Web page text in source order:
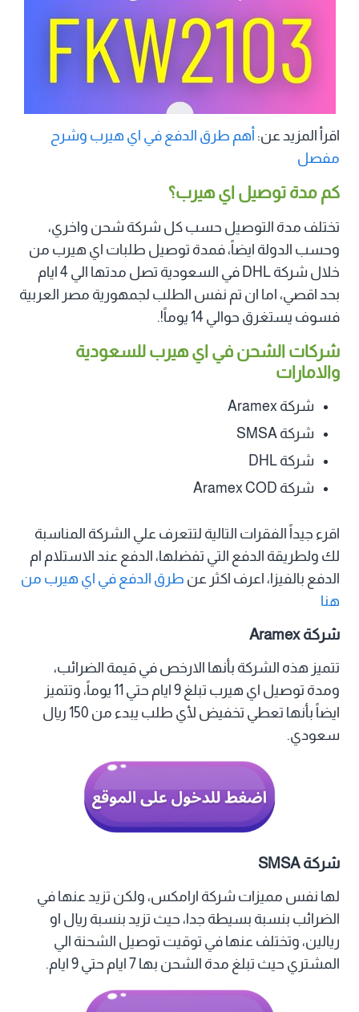
اقرأ المزيد عن: أهم طرق الدفع في اي هيرب وشرح
مفصل
كم مدة توصيل اي هيرب؟
تختلف مدة التوصيل حسب كل شركة شحن واخري،
وحسب الدولة ايضاً، فمدة توصيل طلبات اي هيرب من
خلال شركة DHL في السعودية تصل مدتها الي 4 ايام
بحد اقصي، اما ان تم نفس الطلب لجمهورية مصر العربية
فسوف يستغرق حوالي 14 يوماً!.
شركات الشحن في اي هيرب للسعودية
والامارات
شركة Aramex
شركة SMSA
شركة DHL
شركة Aramex COD
اقرء جيداً الفقرات التالية لتتعرف علي الشركة المناسبة
لك ولطريقة الدفع التي تفضلها، الدفع عند الاستلام ام
الدفع بالفيزا، اعرف اكثر عن طرق الدفع في اي هيرب من
هنا
شركة Aramex
تتميز هذه الشركة بأنها الارخص في قيمة الضرائب،
ومدة توصيل اي هيرب تبلغ 9 ايام حتي 11 يوماً، وتتميز
ايضاً بأنها تعطي تخفيض لأي طلب يبدء من 150 ريال
سعودي.
شركة SMSA
لها نفس مميزات شركة ارامكس، ولكن تزيد عنها في
الضرائب بنسبة بسيطة جدا، حيث تزيد بنسبة ريال او
ريالين، وتختلف عنها في توقيت توصيل الشحنة الي
المشتري حيث تبلغ مدة الشحن بها 7 ايام حتي 9 ايام.